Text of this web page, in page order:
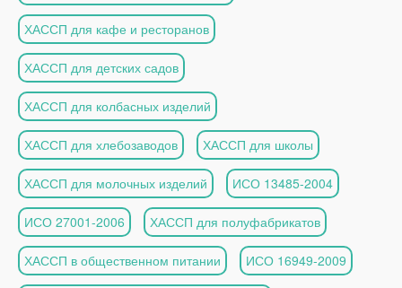
ХАССП для кафе и ресторанов
ХАССП для детских садов
ХАССП для колбасных изделий
ХАССП для хлебозаводов ХАССП для школы
ХАССП для молочных изделий ИСО 13485-2004
ИСО 27001-2006 ХАССП для полуфабрикатов
ХАССП в общественном питании ИСО 16949-2009